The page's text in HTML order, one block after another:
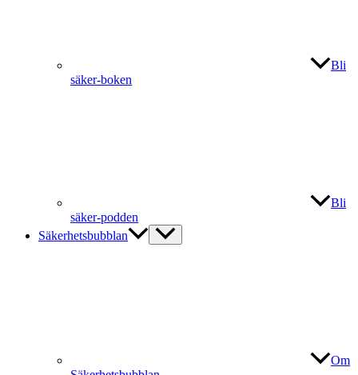
Bli
säker-boken
Bli
säker-podden
Säkerhetsbubblan
Om